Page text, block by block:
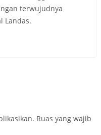
terwujudnya
Landas.
Ruas yang wajib